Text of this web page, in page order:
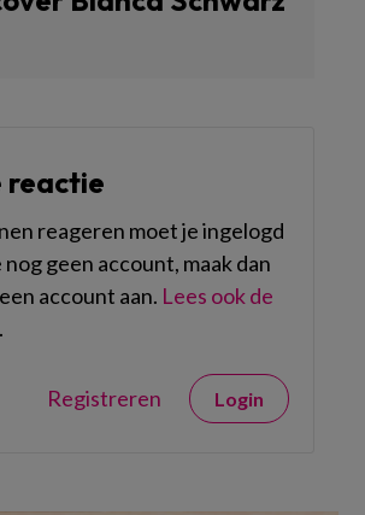
reactie
reageren moet je ingelogd
nog geen account, maak dan
account aan. Lees ook de
.
Registreren Login